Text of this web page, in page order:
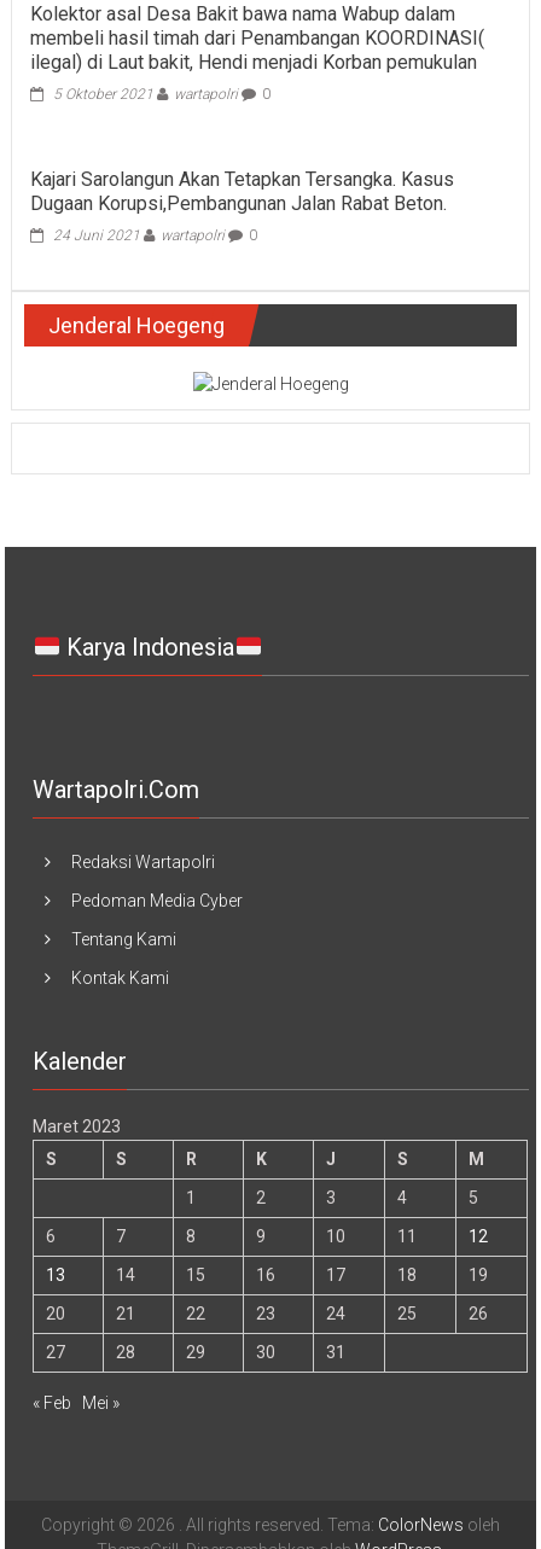
Kolektor asal Desa Bakit bawa nama Wabup dalam
membeli hasil timah dari Penambangan KOORDINASI(
ilegal) di Laut bakit, Hendi menjadi Korban pemukulan
5 Oktober 2021 wartapolri 0
Kajari Sarolangun Akan Tetapkan Tersangka. Kasus
Dugaan Korupsi,Pembangunan Jalan Rabat Beton.
24 Juni 2021 wartapolri 0
Jenderal Hoegeng
Karya Indonesia
Wartapolri.com
Redaksi Wartapolri
Pedoman Media Cyber
Tentang Kami
Kontak Kami
Kalender
Maret 2023
S
S R K J S
M
1
2 3 4
5
6
7 8 9 10 11
12
13
14 15 16 17 18
19
20
21 22 23 24 25
26
27
28 29 30 31
« Feb Mei »
Copyright © 2026 . All rights reserved. Tema: ColorNews oleh